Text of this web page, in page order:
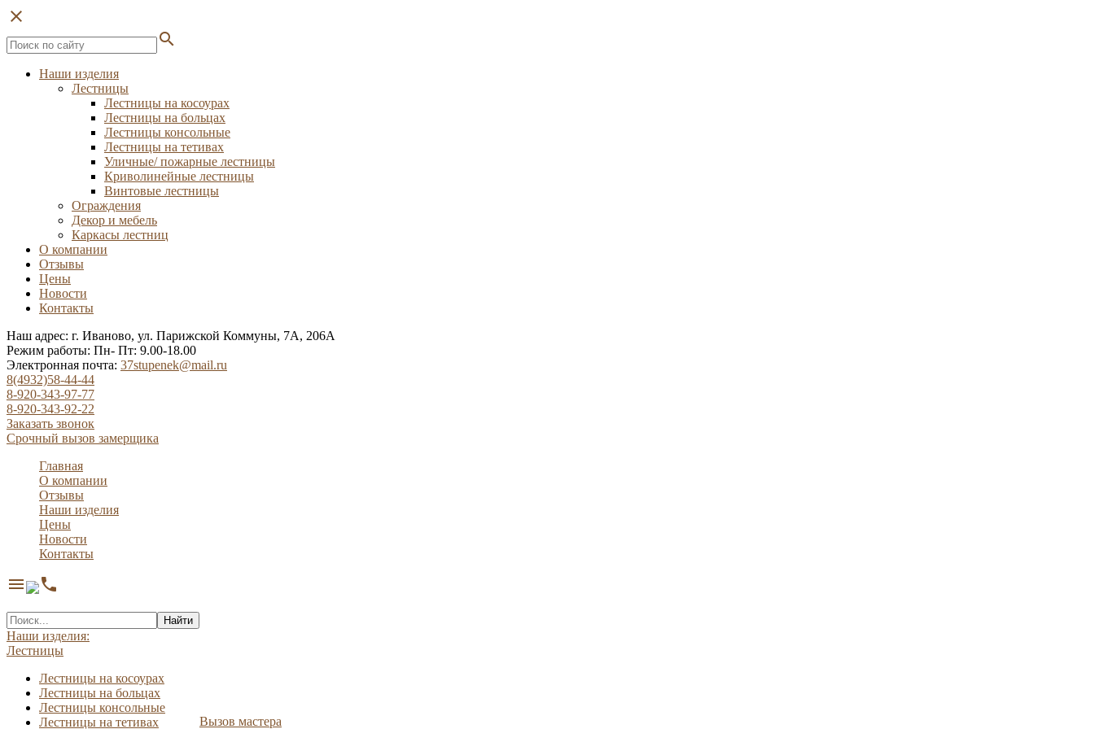
close
search
Наши изделия
Лестницы
Лестницы на косоурах
Лестницы на больцах
Лестницы консольные
Лестницы на тетивах
Уличные/ пожарные лестницы
Криволинейные лестницы
Винтовые лестницы
Ограждения
Декор и мебель
Каркасы лестниц
О компании
Отзывы
Цены
Новости
Контакты
Наш адрес: г. Иваново, ул. Парижской Коммуны, 7А, 206А
Режим работы: Пн- Пт: 9.00-18.00
Электронная почта: 37stupenek@mail.ru
8(4932)58-44-44
8-920-343-97-77
8-920-343-92-22
Заказать звонок
Срочный вызов замерщика
Главная
О компании
Отзывы
Наши изделия
Цены
Новости
Контакты
menu phone
Найти
Наши изделия:
Лестницы
Лестницы на косоурах
Лестницы на больцах
Лестницы консольные
Лестницы на тетивах
Вызов мастера